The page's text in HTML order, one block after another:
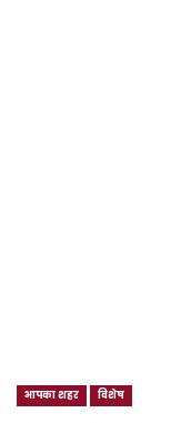
आपका शहर विशेष